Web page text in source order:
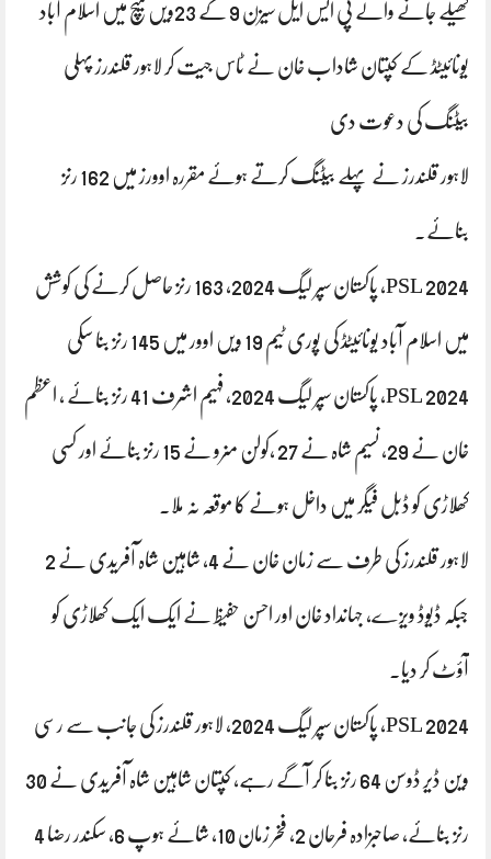
کھیلے جانے والے پی ایس ایل سیزن 9 کے 23ویں میچ میں اسلام آباد
یونائیٹڈ کے کپتان شاداب خان نے ٹاس جیت کر لاہور قلندرز پہلی
بیٹنگ کی دعوت دی
لاہور قلندرز نے پہلے بیٹنگ کرتے ہوئے مقررہ اوورز میں 162 رنز
بنائے۔
PSL 2024، پاکستان سپر لیگ 2024، 163 رنز حاصل کرنے کی کوشش
میں اسلام آباد یونائیٹڈ کی پوری ٹیم 19 ویں اوور میں 145 رنز بنا سکی
PSL 2024، پاکستان سپر لیگ 2024، فہیم اشرف 41 رنز بنائے ، اعظم
خان نے 29، نسیم شاہ نے 27 ،کولن منرو نے 15 رنز بنائے اور کسی
کھلاڑی کو ڈبل فیگر میں داخل ہونے کا موقعہ نہ ملا۔
لاہور قلندرز کی طرف سے زمان خان نے 4، شاہین شاہ آفریدی نے 2
جبکہ ڈیوڈ ویزے، جہانداد خان اور احسن حفیظ نے ایک ایک کھلاڑی کو
آؤٹ کر دیا۔
PSL 2024، پاکستان سپر لیگ 2024، لاہور قلندرز کی جانب سے رسی
وین ڈیر ڈوسن 64 رنز بنا کر آگے رہے، کپتان شاہین شاہ آفریدی نے 30
رنز بنائے، صاحبزادہ فرحان 2، فخر زمان 10، شائے ہوپ 6، سکندر رضا 4